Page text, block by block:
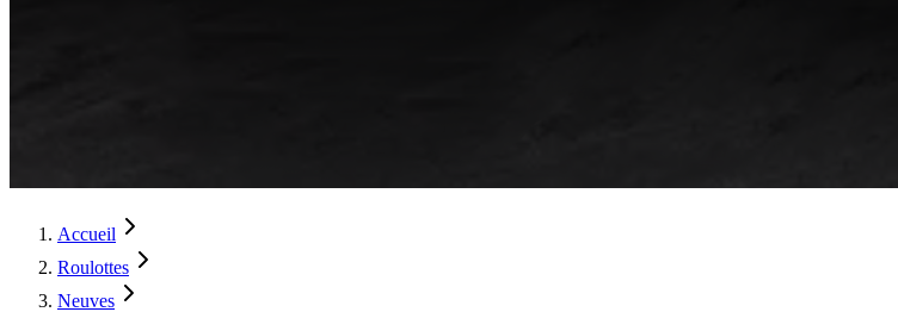
Accueil
Roulottes
Neuves